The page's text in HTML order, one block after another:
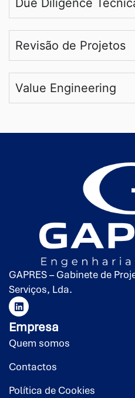
Revisão de Projetos
Value Engineering
GAPRES – Gabinete de
Serviços, Lda.
Empresa
Quem somos
Contactos
Política de Cookies